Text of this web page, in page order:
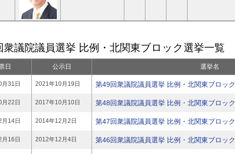
衆議院議員選挙 比例・北関東ブロック選挙一覧
日 公示日 選挙名
31日 2021年10月19日 第49回衆議院議員選挙 比例・北関東ブロック
22日 2017年10月10日 第48回衆議院議員選挙 比例・北関東ブロック
14日 2014年12月2日 第47回衆議院議員選挙 比例・北関東ブロック
16日 2012年12月4日 第46回衆議院議員選挙 比例・北関東ブロック